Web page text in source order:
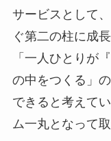
サービスとして
ぐ第二の柱に成
「一人ひとりが
の中をつくる」
できると考えて
ム一丸となって